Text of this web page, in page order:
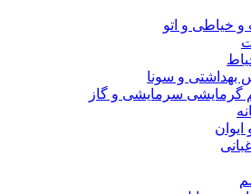
خیاطی و اتو
بهداشتی و سونا
گرمایشی سرمایشی و گاز